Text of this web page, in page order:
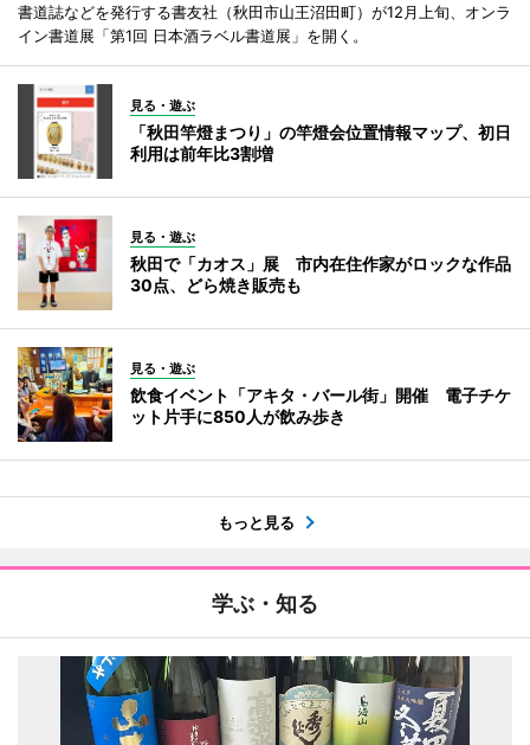
書道誌などを発行する書友社（秋田市山王沼田町）が12月上旬、オンラ
イン書道展「第1回 日本酒ラベル書道展」を開く。
見る・遊ぶ
「秋田竿燈まつり」の竿燈会位置情報マップ、初日
利用は前年比3割増
見る・遊ぶ
秋田で「カオス」展 市内在住作家がロックな作品
30点、どら焼き販売も
見る・遊ぶ
飲食イベント「アキタ・バール街」開催 電子チケ
ット片手に850人が飲み歩き
もっと見る
学ぶ・知る